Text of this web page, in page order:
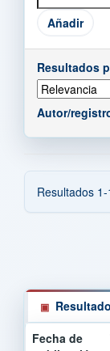
Resultados
Autor/
Resultados
Fecha de